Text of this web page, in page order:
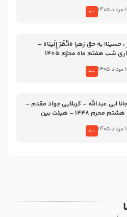
حسینا! به‌ حق زهرا «أُنْظُرْ إِلَینا» –
شب هفتم ماه محرّم 1405
جانا ابی عبدالله – کربلایی جواد مقدم –
شب هشتم محرم 1448 – هیئت بین